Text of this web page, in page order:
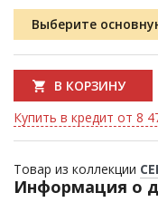
Выберите
В КОРЗИНУ
Купить в кредит от 8
Товар из коллекции
Информация о